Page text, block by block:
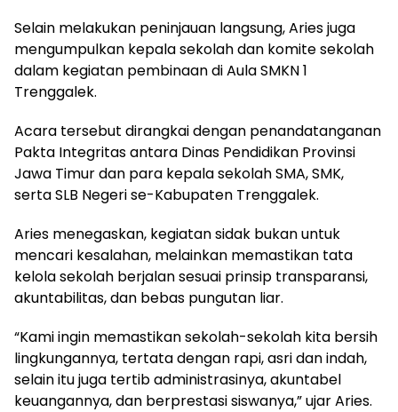
Selain melakukan peninjauan langsung, Aries juga
mengumpulkan kepala sekolah dan komite sekolah
dalam kegiatan pembinaan di Aula SMKN 1
Trenggalek.
Acara tersebut dirangkai dengan penandatanganan
Pakta Integritas antara Dinas Pendidikan Provinsi
Jawa Timur dan para kepala sekolah SMA, SMK,
serta SLB Negeri se-Kabupaten Trenggalek.
Aries menegaskan, kegiatan sidak bukan untuk
mencari kesalahan, melainkan memastikan tata
kelola sekolah berjalan sesuai prinsip transparansi,
akuntabilitas, dan bebas pungutan liar.
“Kami ingin memastikan sekolah-sekolah kita bersih
lingkungannya, tertata dengan rapi, asri dan indah,
selain itu juga tertib administrasinya, akuntabel
keuangannya, dan berprestasi siswanya,” ujar Aries.